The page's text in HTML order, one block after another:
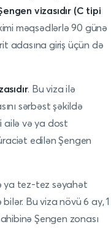
vizasıdır (C tipi
məqsədlərlə 90 günə
adasına giriş üçün də
. Bu viza ilə
sərbəst şəkildə
ailə və ya dost
edilən Şengen
ya tez-tez səyahət
Bu viza növü 6 ay, 1
Şengen zonası